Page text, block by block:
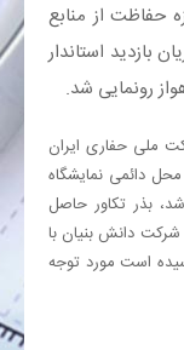
حفاظت از منابع
استاندار
رونمایی شد.
ملی حفاری ایران
دائمی نمایشگاه
بذر تکاور حاصل
دانش بنیان با
است مورد توجه